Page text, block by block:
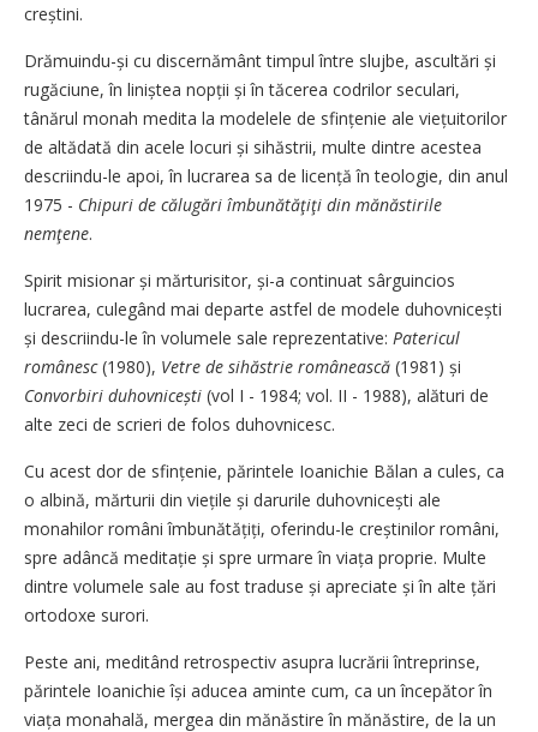
creștini.
Drămuindu-și cu discernământ timpul între slujbe, ascultări și
rugăciune, în liniștea nopții și în tăcerea codrilor seculari,
tânărul monah medita la modelele de sfințenie ale vie­țui­torilor
de altădată din acele locuri și sihăstrii, multe dintre acestea
descriindu-le apoi, în lucrarea sa de licență în teologie, din anul
1975 - Chipuri de călugări îmbunătăţiţi din mănăstirile
nemţene.
Spirit misionar și mărturisitor, și-a continuat sârguincios
lucrarea, culegând mai departe astfel de modele duhovnicești
și descriindu-le în volumele sale reprezentative: Patericul
românesc(1980), Vetre de sihăstrie românească (1981) și
Convorbiri duhovnicești (vol I - 1984; vol. II - 1988), alături de
alte zeci de scrieri de folos duhovnicesc.
Cu acest dor de sfințenie, părintele Ioanichie Bălan a cules, ca
o albină, mărturii din viețile și darurile duhovnicești ale
monahilor români îmbunătățiți, oferindu-le creștinilor români,
spre adâncă meditație și spre urmare în viața proprie. Multe
dintre volumele sale au fost traduse și apreciate și în alte țări
ortodoxe surori.
Peste ani, meditând retrospectiv asupra lucrării întreprinse,
părintele Ioanichie își aducea aminte cum, ca un începător în
viața monahală, mergea din mănăstire în mănăstire, de la un